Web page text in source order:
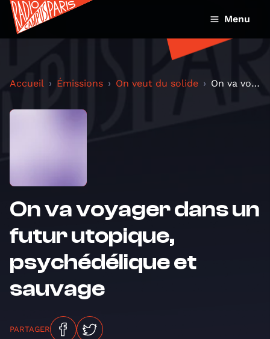
Menu
Accueil Émissions On veut du solide On va voyager dans un futur utopique, psychédéliqu...
On va voyager dans un
futur utopique,
psychédélique et
sauvage
PARTAGER